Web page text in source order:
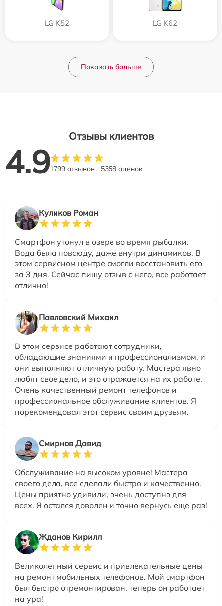
LG K52 LG K62
Показать больше
Отзывы клиентов
4.91799 отзывов 5358 оценок
Куликов Роман
Смартфон утонул в озере во время рыбалки.
Вода была повсюду, даже внутри динамиков. В
этом сервисном центре смогли восстановить его
за 3 дня. Сейчас пишу отзыв с него, всё работает
отлично!
Павловский Михаил
В этом сервисе работают сотрудники,
обладающие знаниями и профессионализмом, и
они выполняют отличную работу. Мастера явно
любят свое дело, и это отражается на их работе.
Очень качественный ремонт телефонов и
профессиональное обслуживание клиентов. Я
порекомендовал этот сервис своим друзьям.
Смирнов Давид
Обслуживание на высоком уровне! Мастера
своего дела, все сделали быстро и качественно.
Цены приятно удивили, очень доступно для
всех. Я остался доволен и точно вернусь еще раз!
Жданов Кирилл
Великолепный сервис и привлекательные цены
на ремонт мобильных телефонов. Мой смартфон
был быстро отремонтирован, теперь он работает
на ура!